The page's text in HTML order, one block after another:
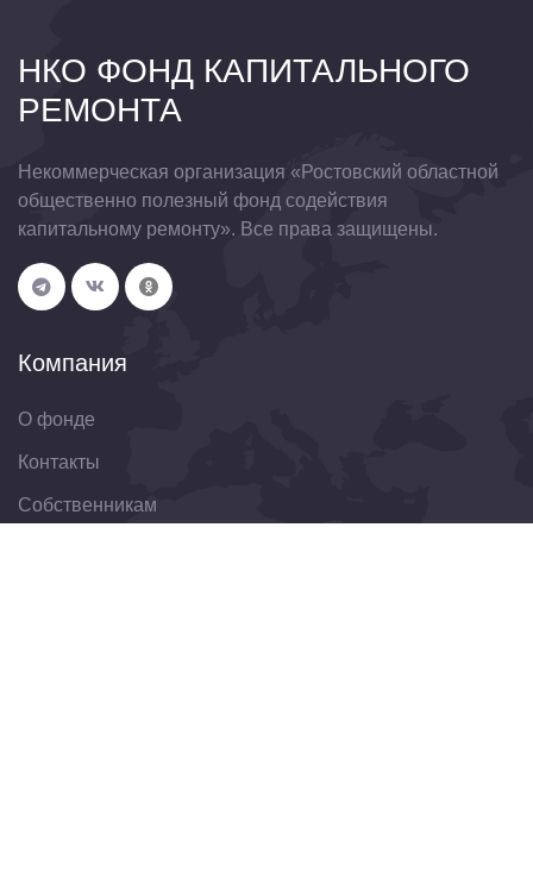
НКО ФОНД КАПИТАЛЬНОГО
РЕМОНТА
Некоммерческая организация «Ростовский областной
общественно полезный фонд содействия
капитальному ремонту». Все права защищены.
Компания
О фонде
Контакты
Собственникам